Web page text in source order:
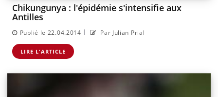
Chikungunya : l'épidémie s'intensifie aux
Antilles
Publié le 22.04.2014 | Par Julian Prial
LIRE L'ARTICLE